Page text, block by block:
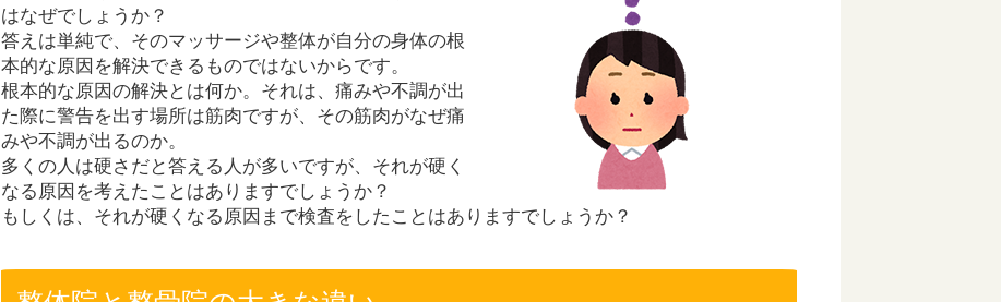
はなぜでしょうか？
答えは単純で、そのマッサージや整体が自分の身体の根
本的な原因を解決できるものではないからです。
根本的な原因の解決とは何か。それは、痛みや不調が出
た際に警告を出す場所は筋肉ですが、その筋肉がなぜ痛
みや不調が出るのか。
多くの人は硬さだと答える人が多いですが、それが硬く
なる原因を考えたことはありますでしょうか？
もしくは、それが硬くなる原因まで検査をしたことはありますでしょうか？